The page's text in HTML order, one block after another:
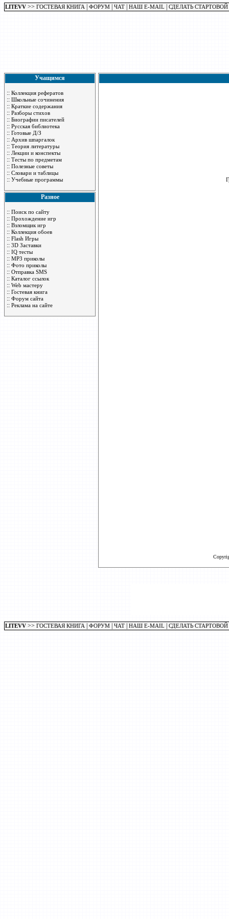
LITEVV >> ГОСТЕВАЯ КНИГА ФОРУМ ЧАТ НАШ E-MAIL СДЕЛАТЬ СТАРТОВОЙ
Учащимся
:: Коллекция рефератов
:: Школьные сочинения
:: Краткие содержания
:: Разборы стихов
:: Биографии писателей
:: Русская библиотека
:: Готовые Д/З
:: Архив шпаргалок
:: Теория литературы
:: Лекции и конспекты
:: Тесты по предметам
:: Полезные советы
:: Словари и таблицы
:: Учебные программы
Разное
:: Поиск по сайту
:: Прохождение игр
:: Взломщик игр
:: Коллекция обоев
:: Flash Игры
:: 3D Заставки
:: IQ тесты
:: MP3 приколы
:: Фото приколы
:: Отправка SMS
:: Каталог ссылок
:: Web мастеру
:: Гостевая книга
:: Форум сайта
:: Реклама на сайте
LITEVV >> ГОСТЕВАЯ КНИГА ФОРУМ ЧАТ НАШ E-MAIL СДЕЛАТЬ СТАРТОВОЙ